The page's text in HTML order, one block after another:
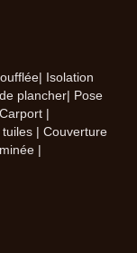
Isolation
plancher| Pose
|
| Couverture
|